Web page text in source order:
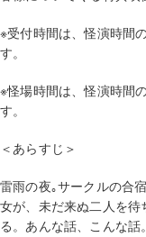
※受付時間は、怪演時間
す。
※怪場時間は、怪演時間
す。
＜あらすじ＞
雷雨の夜｡サークルの合
女が、未だ来ぬ二人を
る。あんな話、こんな話